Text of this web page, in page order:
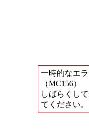
一時的なエ
（MC156）
しばらくし
てください。